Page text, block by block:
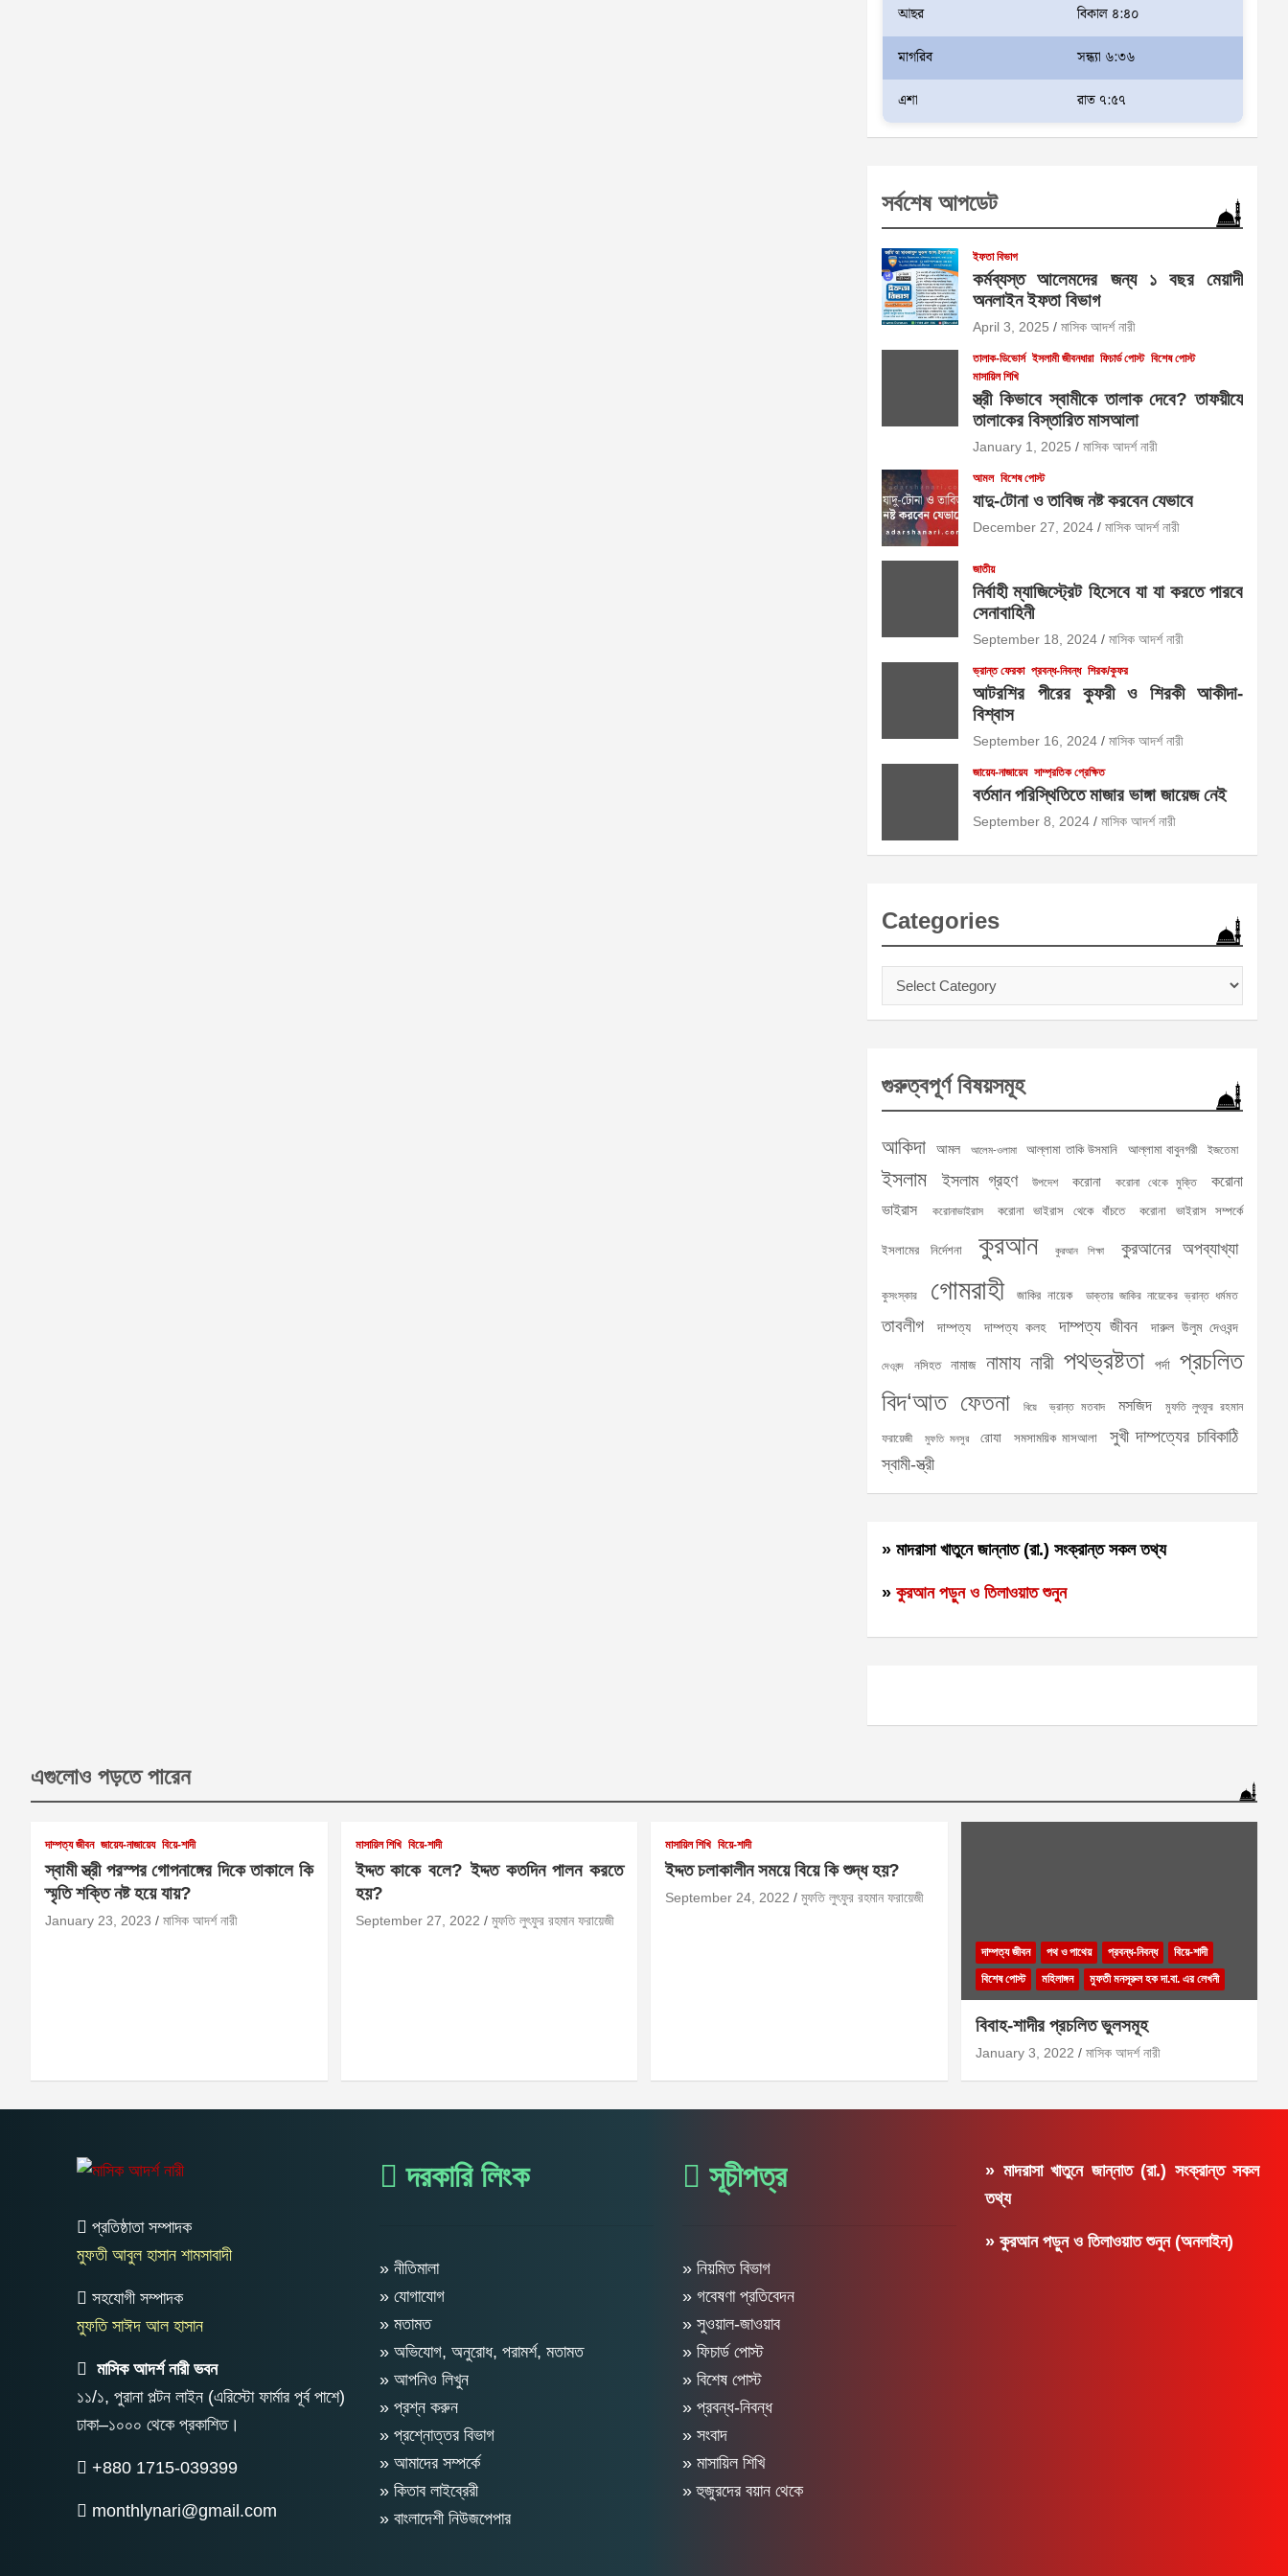
আছর বিকাল ৪:৪০
মাগরিব সন্ধ্যা ৬:৩৬
এশা রাত ৭:৫৭
সর্বশেষ আপডেট
ইফতা বিভাগ
কর্মব্যস্ত আলেমদের জন্য ১ বছর মেয়াদী
অনলাইন ইফতা বিভাগ
April 3, 2025 মাসিক আদর্শ নারী
তালাক-ডিভোর্স ইসলামী জীবনধারা ফিচার্ড পোস্ট বিশেষ পোস্ট
মাসায়িল শিখি
স্ত্রী কিভাবে স্বামীকে তালাক দেবে? তাফয়ীযে
তালাকের বিস্তারিত মাসআলা
January 1, 2025 মাসিক আদর্শ নারী
আমল বিশেষ পোস্ট
যাদু-টোনা ও তাবিজ নষ্ট করবেন যেভাবে
December 27, 2024 মাসিক আদর্শ নারী
জাতীয়
নির্বাহী ম্যাজিস্ট্রেট হিসেবে যা যা করতে পারবে
সেনাবাহিনী
September 18, 2024 মাসিক আদর্শ নারী
ভ্রান্ত ফেরকা প্রবন্ধ-নিবন্ধ শিরক/কুফর
আটরশির পীরের কুফরী ও শিরকী আকীদা-
বিশ্বাস
September 16, 2024 মাসিক আদর্শ নারী
জায়েয-নাজায়েয সাম্প্রতিক প্রেক্ষিত
বর্তমান পরিস্থিতিতে মাজার ভাঙ্গা জায়েজ নেই
September 8, 2024 মাসিক আদর্শ নারী
Categories
Categories
গুরুত্বপূর্ণ বিষয়সমূহ
আকিদা আমল আলেম-ওলামা আল্লামা তাকি উসমানি আল্লামা বাবুনগরী ইজতেমা
ইসলাম ইসলাম গ্রহণ উপদেশ করোনা করোনা থেকে মুক্তি
করোনা
ভাইরাস
করোনাভাইরাস করোনা ভাইরাস থেকে বাঁচতে করোনা ভাইরাস সম্পর্কে
ইসলামের নির্দেশনা কুরআন কুরআন শিক্ষা কুরআনের অপব্যাখ্যা
কুসংস্কার গোমরাহী জাকির নায়েক ডাক্তার জাকির নায়েকের ভ্রান্ত ধর্মমত
তাবলীগ দাম্পত্য দাম্পত্য কলহ দাম্পত্য জীবন দারুল উলুম দেওবন্দ
দেওবন্দ নসিহত নামাজ নামায নারী পথভ্রষ্টতা পর্দা
প্রচলিত
বিদ‘আত ফেতনা বিয়ে ভ্রান্ত মতবাদ মসজিদ মুফতি লুৎফুর রহমান
ফরায়েজী মুফতি মনসুর রোযা সমসাময়িক মাসআলা সুখী দাম্পত্যের চাবিকাঠি
স্বামী-স্ত্রী
» মাদরাসা খাতুনে জান্নাত (রা.) সংক্রান্ত সকল তথ্য
» কুরআন পড়ুন ও তিলাওয়াত শুনুন
এগুলোও পড়তে পারেন
দাম্পত্য জীবন জায়েয-নাজায়েয বিয়ে-শাদী
স্বামী স্ত্রী পরস্পর গোপনাঙ্গের দিকে তাকালে কি
স্মৃতি শক্তি নষ্ট হয়ে যায়?
January 23, 2023 মাসিক আদর্শ নারী
মাসায়িল শিখি বিয়ে-শাদী
ইদ্দত কাকে বলে? ইদ্দত কতদিন পালন করতে
হয়?
September 27, 2022 মুফতি লুৎফুর রহমান ফরায়েজী
মাসায়িল শিখি বিয়ে-শাদী
ইদ্দত চলাকালীন সময়ে বিয়ে কি শুদ্ধ হয়?
September 24, 2022 মুফতি লুৎফুর রহমান ফরায়েজী
দাম্পত্য জীবন পথ ও পাথেয় প্রবন্ধ-নিবন্ধ
বিয়ে-শাদী
বিশেষ পোস্ট
মহিলাঙ্গন মুফতী মনসূরুল হক দা.বা. এর লেখনী
বিবাহ-শাদীর প্রচলিত ভুলসমূহ
January 3, 2022 মাসিক আদর্শ নারী
প্রতিষ্ঠাতা সম্পাদক
মুফতী আবুল হাসান শামসাবাদী
সহযোগী সম্পাদক
মুফতি সাঈদ আল হাসান
মাসিক আদর্শ নারী ভবন
১১/১, পুরানা পল্টন লাইন (এরিস্টো ফার্মার পূর্ব পাশে)
ঢাকা–১০০০ থেকে প্রকাশিত।
+880 1715-039399
monthlynari@gmail.com
দরকারি লিংক
» নীতিমালা
» যোগাযোগ
» মতামত
» অভিযোগ, অনুরোধ, পরামর্শ, মতামত
» আপনিও লিখুন
» প্রশ্ন করুন
» প্রশ্নোত্তর বিভাগ
» আমাদের সম্পর্কে
» কিতাব লাইব্রেরী
» বাংলাদেশী নিউজপেপার
সূচীপত্র
» নিয়মিত বিভাগ
» গবেষণা প্রতিবেদন
» সুওয়াল-জাওয়াব
» ফিচার্ড পোস্ট
» বিশেষ পোস্ট
» প্রবন্ধ-নিবন্ধ
» সংবাদ
» মাসায়িল শিখি
» হুজুরদের বয়ান থেকে
» মাদরাসা খাতুনে জান্নাত (রা.) সংক্রান্ত সকল
তথ্য
» কুরআন পড়ুন ও তিলাওয়াত শুনুন (অনলাইন)